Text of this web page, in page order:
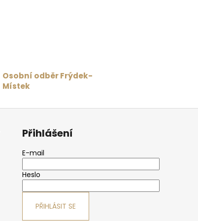
Osobní odběr Frýdek-
Místek
Přihlášení
E-mail
Heslo
PŘIHLÁSIT SE